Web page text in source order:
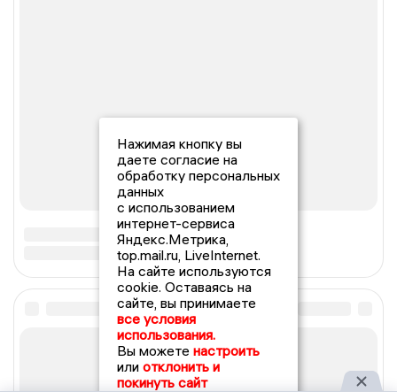
Нажимая кнопку вы
даете согласие на
обработку персональных
данных
с использованием
интернет-сервиса
Яндекс.Метрика,
top.mail.ru, LiveInternet.
На сайте используются
cookie. Оставаясь на
сайте, вы принимаете
все условия
использования.
Вы можете настроить
или отклонить и
покинуть сайт